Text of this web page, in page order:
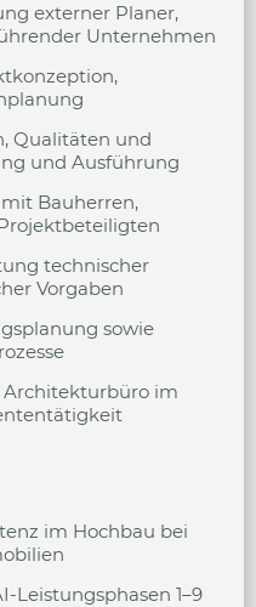
externer Planer,
Unternehmen
Qualitäten und
und Ausführung
Bauherren,
technischer
Vorgaben
sowie
Architekturbüro im
im Hochbau bei
Leistungsphasen 1–9